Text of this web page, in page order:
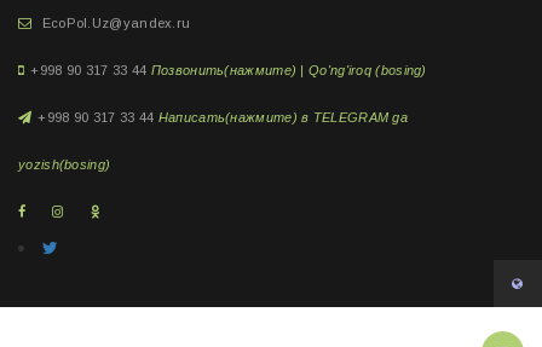
EcoPol.Uz@yandex.ru
+998 90 317 33 44 Позвонить(нажмите) | Qo'ng'iroq (bosing)
+998 90 317 33 44 Написать(нажмите) в TELEGRAM ga
yozish(bosing)